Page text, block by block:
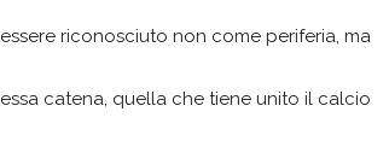
riconosciuto non come periferia, ma
catena, quella che tiene unito il calcio